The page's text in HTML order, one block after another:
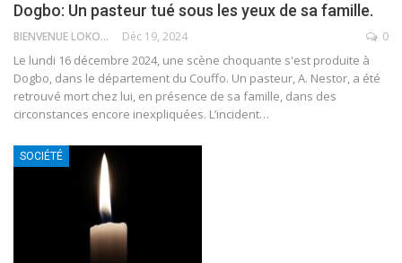
‎Dogbo: Un pasteur tué sous les yeux de sa famille.
BIENVENUE LOKOSSOU Déc 19, 2024 0
‎Le lundi 16 décembre 2024, une scène choquante s'est produite à
Dogbo, dans le département du Couffo. Un pasteur, A. Nestor, a été
retrouvé mort chez lui, en présence de sa famille, dans des
circonstances encore inexpliquées. L’incident…
SOCIÉTÉ